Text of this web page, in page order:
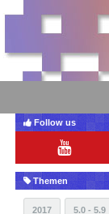
Follow us
Themen
2017 5.0 - 5.9